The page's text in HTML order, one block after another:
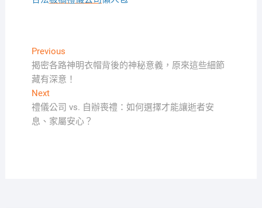
文
章
導
覽
PreviousPrevious
post:
揭密各路神明衣帽背後的神秘意義，原來這些細節
藏有深意！
NextNext
post:
禮儀公司 vs. 自辦喪禮：如何選擇才能讓逝者安
息、家屬安心？